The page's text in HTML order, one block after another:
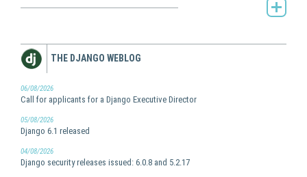
THE DJANGO WEBLOG
06/08/2026
Call for applicants for a Django Executive Director
05/08/2026
Django 6.1 released
04/08/2026
Django security releases issued: 6.0.8 and 5.2.17